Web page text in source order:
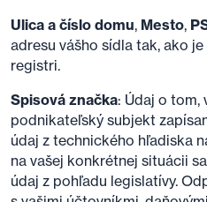
Ulica a číslo domu, Mesto,
adresu vášho sídla tak, ako
registri.
Spisová značka: Údaj o tom,
podnikateľský subjekt
údaj z technického hľadiska
na vašej konkrétnej situácii
údaj z pohľadu legislatívy.